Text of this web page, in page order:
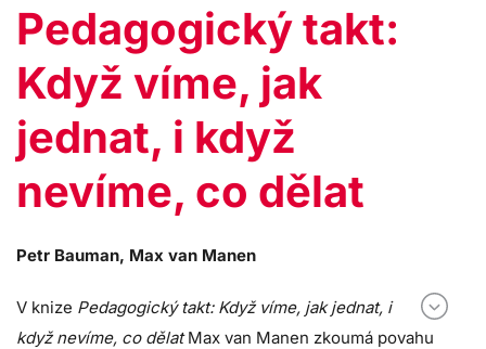
Pedagogický takt:
Když víme, jak
jednat, i když
nevíme, co dělat
Petr Bauman, Max van Manen
V knize Pedagogický takt: Když víme, jak jednat, i
když nevíme, co dělatMax van Manen zkoumá povahu